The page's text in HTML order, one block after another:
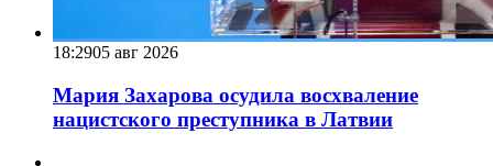
18:2905 авг 2026
Мария Захарова осудила восхваление
нацистского преступника в Латвии